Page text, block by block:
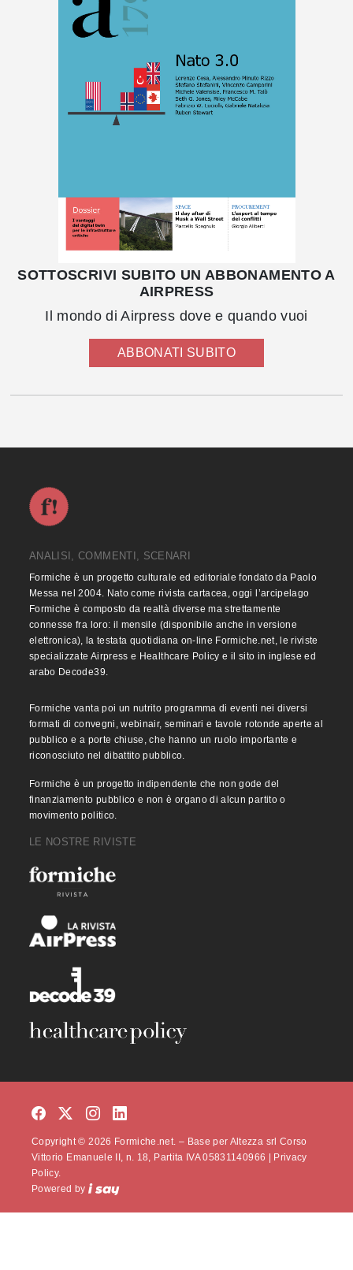
SOTTOSCRIVI SUBITO UN ABBONAMENTO A
AIRPRESS
Il mondo di Airpress dove e quando vuoi
ABBONATI SUBITO
ANALISI, COMMENTI, SCENARI
Formiche è un progetto culturale ed editoriale fondato da Paolo
Messa nel 2004. Nato come rivista cartacea, oggi l’arcipelago
Formiche è composto da realtà diverse ma strettamente
connesse fra loro: il mensile (disponibile anche in versione
elettronica), la testata quotidiana on-line Formiche.net, le riviste
specializzate Airpress e Healthcare Policy e il sito in inglese ed
arabo Decode39.
Formiche vanta poi un nutrito programma di eventi nei diversi
formati di convegni, webinair, seminari e tavole rotonde aperte al
pubblico e a porte chiuse, che hanno un ruolo importante e
riconosciuto nel dibattito pubblico.
Formiche è un progetto indipendente che non gode del
finanziamento pubblico e non è organo di alcun partito o
movimento politico.
LE NOSTRE RIVISTE
Copyright © 2026 Formiche.net. – Base per Altezza srl Corso
Vittorio Emanuele II, n. 18, Partita IVA 05831140966 |
Privacy
Policy.
Powered by